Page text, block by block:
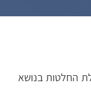
החלטות בנושא